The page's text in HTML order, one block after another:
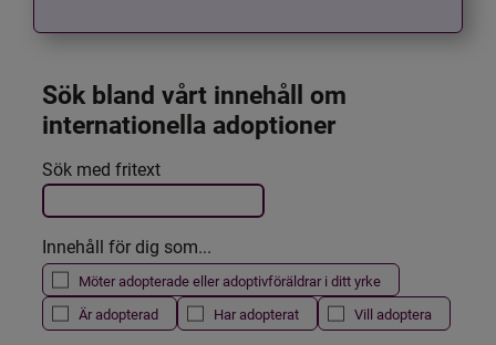
Sök bland vårt innehåll om
internationella adoptioner
Filtrera resultatet
Det här formuläret postas automatiskt
Sök med fritext
Innehåll för dig som...
Möter adopterade eller adoptivföräldrar i ditt yrke
Är adopterad
Har adopterat Vill adoptera